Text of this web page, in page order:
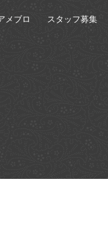
メブロ スタッフ募集